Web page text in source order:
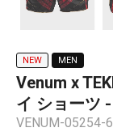
NEW MEN
Venum x
イ ショーツ
VENUM-05254-